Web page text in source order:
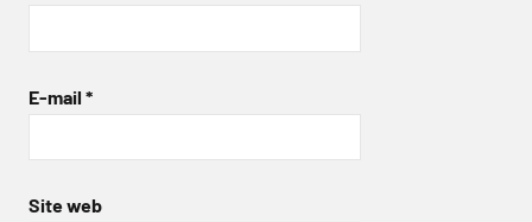
E-mail *
Site web